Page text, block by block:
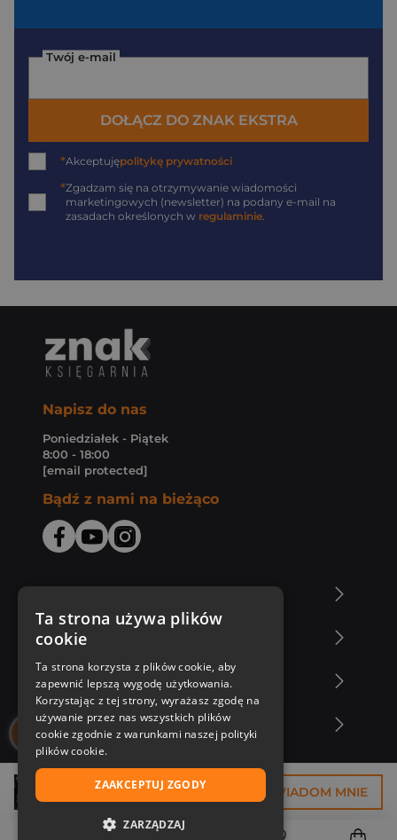
33,68 zł POWIADOM MNIE
Twój e-mail
DOŁĄCZ DO ZNAK EKSTRA
*Akceptujępolitykę prywatności
*Zgadzam się na otrzymywanie wiadomości
marketingowych (newsletter) na podany e-mail na
zasadach określonych w regulaminie.
Napisz do nas
Poniedziałek - Piątek
8:00 - 18:00
[email protected]
Bądź z nami na bieżąco
Zakupy u nas
Nasza oferta
Nasi autorzy
Ta strona używa plików
cookie
Ta strona korzysta z plików cookie, aby
zapewnić lepszą wygodę użytkowania.
Korzystając z tej strony, wyrażasz zgodę na
używanie przez nas wszystkich plików
cookie zgodnie z warunkami naszej polityki
plików cookie.
ZAAKCEPTUJ ZGODY
ZARZĄDZAJ